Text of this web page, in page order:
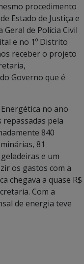
procedimento
Estado de Justiça e
Geral de Polícia Civil
e no 1º Distrito
receber o projeto
Governo que é
no ano
repassadas pela
840
81
e um
os gastos com a
chegava a quase R$
Com a
de energia teve